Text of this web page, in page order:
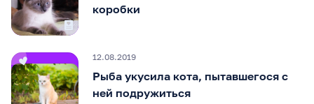
коробки
12.08.2019
Рыба укусила кота, пытавшегося с
ней подружиться